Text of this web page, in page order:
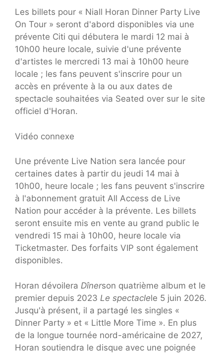
Les billets pour « Niall Horan Dinner Party Live
On Tour » seront d'abord disponibles via une
prévente Citi qui débutera le mardi 12 mai à
10h00 heure locale, suivie d'une prévente
d'artistes le mercredi 13 mai à 10h00 heure
locale ; les fans peuvent s'inscrire pour un
accès en prévente à la ou aux dates de
spectacle souhaitées via Seated over sur le site
officiel d'Horan.
Vidéo connexe
Une prévente Live Nation sera lancée pour
certaines dates à partir du jeudi 14 mai à
10h00, heure locale ; les fans peuvent s'inscrire
à l'abonnement gratuit All Access de Live
Nation pour accéder à la prévente. Les billets
seront ensuite mis en vente au grand public le
vendredi 15 mai à 10h00, heure locale via
Ticketmaster. Des forfaits VIP sont également
disponibles.
Horan dévoilera Dînerson quatrième album et le
premier depuis 2023 Le spectaclele 5 juin 2026.
Jusqu'à présent, il a partagé les singles «
Dinner Party » et « Little More Time ». En plus
de la longue tournée nord-américaine de 2027,
Horan soutiendra le disque avec une poignée